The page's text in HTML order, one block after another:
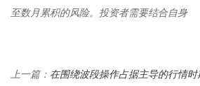
至数月累积的风险。投资者需要结合自身
上一篇： 在围绕波段操作占据主导的行情